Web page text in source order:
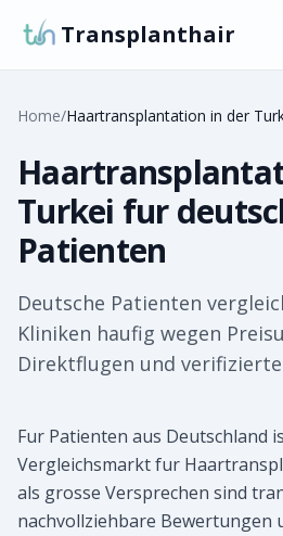
Transplanthair
Home/Haartransplantation in der
Turkei fur
Patienten
Deutsche Patienten
Kliniken haufig wegen
Direktflugen und
Fur Patienten aus Deutschland
Vergleichsmarkt fur
als grosse Versprechen sind
nachvollziehbare Bewertungen